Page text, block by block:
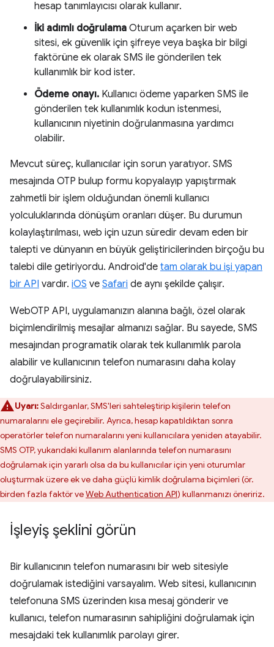
hesap tanımlayıcısı olarak kullanır.
İki adımlı doğrulama Oturum açarken bir web
sitesi, ek güvenlik için şifreye veya başka bir bilgi
faktörüne ek olarak SMS ile gönderilen tek
kullanımlık bir kod ister.
Ödeme onayı. Kullanıcı ödeme yaparken SMS ile
gönderilen tek kullanımlık kodun istenmesi,
kullanıcının niyetinin doğrulanmasına yardımcı
olabilir.
Mevcut süreç, kullanıcılar için sorun yaratıyor. SMS
mesajında OTP bulup formu kopyalayıp yapıştırmak
zahmetli bir işlem olduğundan önemli kullanıcı
yolculuklarında dönüşüm oranları düşer. Bu durumun
kolaylaştırılması, web için uzun süredir devam eden bir
talepti ve dünyanın en büyük geliştiricilerinden birçoğu bu
talebi dile getiriyordu. Android'de tam olarak bu işi yapan
bir API vardır. iOS ve Safari de aynı şekilde çalışır.
WebOTP API, uygulamanızın alanına bağlı, özel olarak
biçimlendirilmiş mesajlar almanızı sağlar. Bu sayede, SMS
mesajından programatik olarak tek kullanımlık parola
alabilir ve kullanıcının telefon numarasını daha kolay
doğrulayabilirsiniz.
Uyarı:Saldırganlar, SMS'leri sahteleştirip kişilerin telefon
numaralarını ele geçirebilir. Ayrıca, hesap kapatıldıktan sonra
operatörler telefon numaralarını yeni kullanıcılara yeniden atayabilir.
SMS OTP, yukarıdaki kullanım alanlarında telefon numarasını
doğrulamak için yararlı olsa da bu kullanıcılar için yeni oturumlar
oluşturmak üzere ek ve daha güçlü kimlik doğrulama biçimleri (ör.
birden fazla faktör veWeb Authentication API) kullanmanızı öneririz.
İşleyiş şeklini görün
Bir kullanıcının telefon numarasını bir web sitesiyle
doğrulamak istediğini varsayalım. Web sitesi, kullanıcının
telefonuna SMS üzerinden kısa mesaj gönderir ve
kullanıcı, telefon numarasının sahipliğini doğrulamak için
mesajdaki tek kullanımlık parolayı girer.